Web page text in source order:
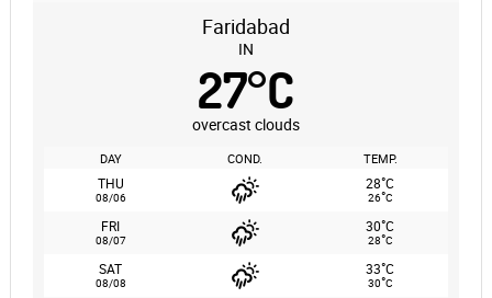
Faridabad
IN
27°C
overcast clouds
DAY COND. TEMP.
THU
08/06
28°C
26°C
FRI
08/07
30°C
28°C
SAT
08/08
33°C
30°C